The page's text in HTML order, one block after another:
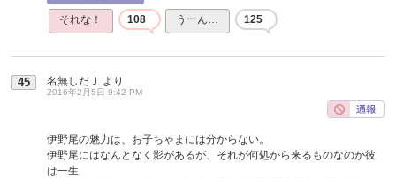
それな！ 108 うーん… 125
45 名無しだＪ より
2016年2月5日 9:42 PM
伊野尾の魅力は、お子ちゃまには分からない。
伊野尾にはなんとなく影があるが、それが何処から来るものなのか彼
は一生